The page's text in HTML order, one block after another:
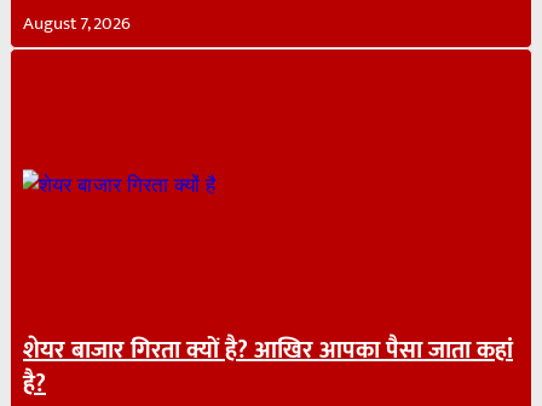
August 7, 2026
शेयर बाजार गिरता क्यों है? आखिर आपका पैसा जाता कहां
है?